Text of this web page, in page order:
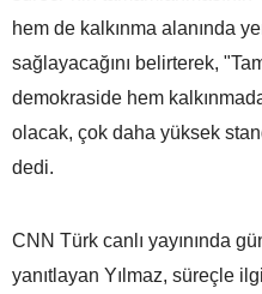
hem de kalkınma alanında
sağlayacağını belirterek,
demokraside hem
olacak, çok daha yüksek
dedi.
CNN Türk canlı yayınında
yanıtlayan Yılmaz, süreçle